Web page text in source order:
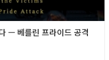
— 베를린 프라이드 공격